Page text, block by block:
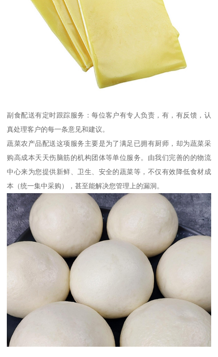
副食配送有定时跟踪服务：每位客户有专人负责，有，有反馈，认
真处理客户的每一条意见和建议。
蔬菜农产品配送这项服务主要是为了满足已拥有厨师，却为蔬菜采
购高成本天天伤脑筋的机构团体等单位服务。由我们完善的的物流
中心来为您提供新鲜、卫生、安全的蔬菜等，不仅有效降低食材成
本（统一集中采购），甚至能解决您管理上的漏洞。